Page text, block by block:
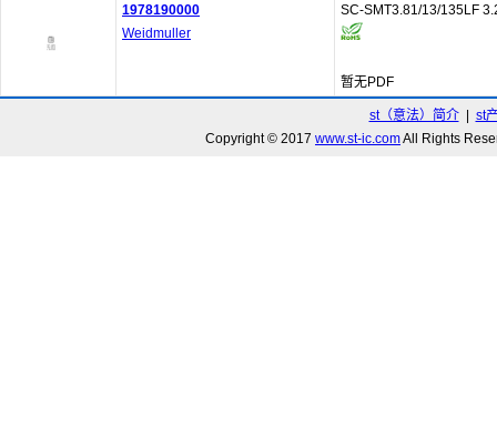
1978190000
Weidmuller
SC-SMT3.81/13/135LF
暂无PDF
st（意法）简介| st
Copyright © 2017 www.st-ic.comAll Rights